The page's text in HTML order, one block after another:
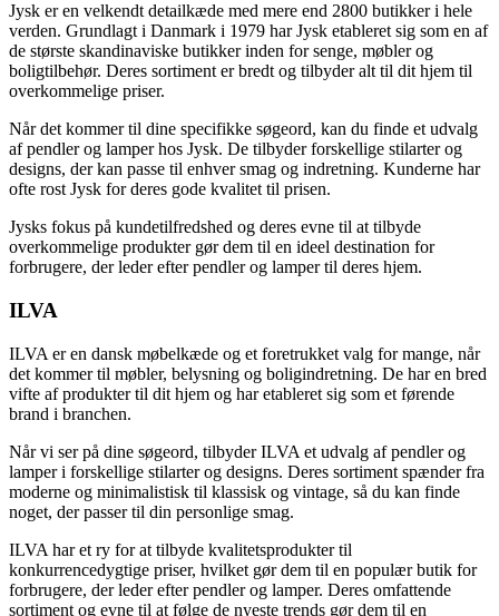
Jysk er en velkendt detailkæde med mere end 2800 butikker i hele
verden. Grundlagt i Danmark i 1979 har Jysk etableret sig som en af
de største skandinaviske butikker inden for senge, møbler og
boligtilbehør. Deres sortiment er bredt og tilbyder alt til dit hjem til
overkommelige priser.
Når det kommer til dine specifikke søgeord, kan du finde et udvalg
af pendler og lamper hos Jysk. De tilbyder forskellige stilarter og
designs, der kan passe til enhver smag og indretning. Kunderne har
ofte rost Jysk for deres gode kvalitet til prisen.
Jysks fokus på kundetilfredshed og deres evne til at tilbyde
overkommelige produkter gør dem til en ideel destination for
forbrugere, der leder efter pendler og lamper til deres hjem.
ILVA
ILVA er en dansk møbelkæde og et foretrukket valg for mange, når
det kommer til møbler, belysning og boligindretning. De har en bred
vifte af produkter til dit hjem og har etableret sig som et førende
brand i branchen.
Når vi ser på dine søgeord, tilbyder ILVA et udvalg af pendler og
lamper i forskellige stilarter og designs. Deres sortiment spænder fra
moderne og minimalistisk til klassisk og vintage, så du kan finde
noget, der passer til din personlige smag.
ILVA har et ry for at tilbyde kvalitetsprodukter til
konkurrencedygtige priser, hvilket gør dem til en populær butik for
forbrugere, der leder efter pendler og lamper. Deres omfattende
sortiment og evne til at følge de nyeste trends gør dem til en